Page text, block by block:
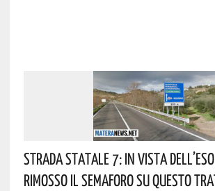
Strada Statale 7: In Vista
Rimosso Il Semaforo Su Questo